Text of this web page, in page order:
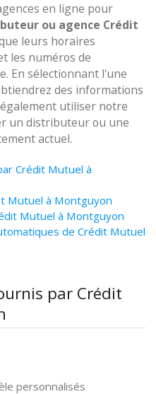
en ligne pour
ou agence Crédit
leurs horaires
les numéros de
En sélectionnant l'une
des informations
utiliser notre
un distributeur ou une
actuel.
Crédit Mutuel à
Mutuel à Montguyon
Mutuel à Montguyon
de Crédit Mutuel
par Crédit
personnalisés